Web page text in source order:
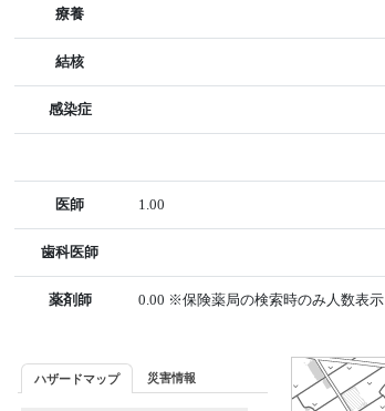
療養
結核
感染症
医師 1.00
歯科医師
薬剤師 0.00 ※保険薬局の検索時のみ人数表示
ハザードマップ 災害情報